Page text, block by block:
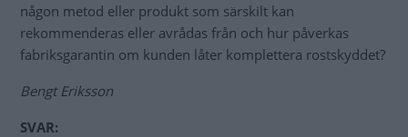
någon metod eller produkt som särskilt kan
rekommenderas eller avrådas från och hur påverkas
fabriksgarantin om kunden låter komplettera rostskyddet?
Bengt Eriksson
SVAR: